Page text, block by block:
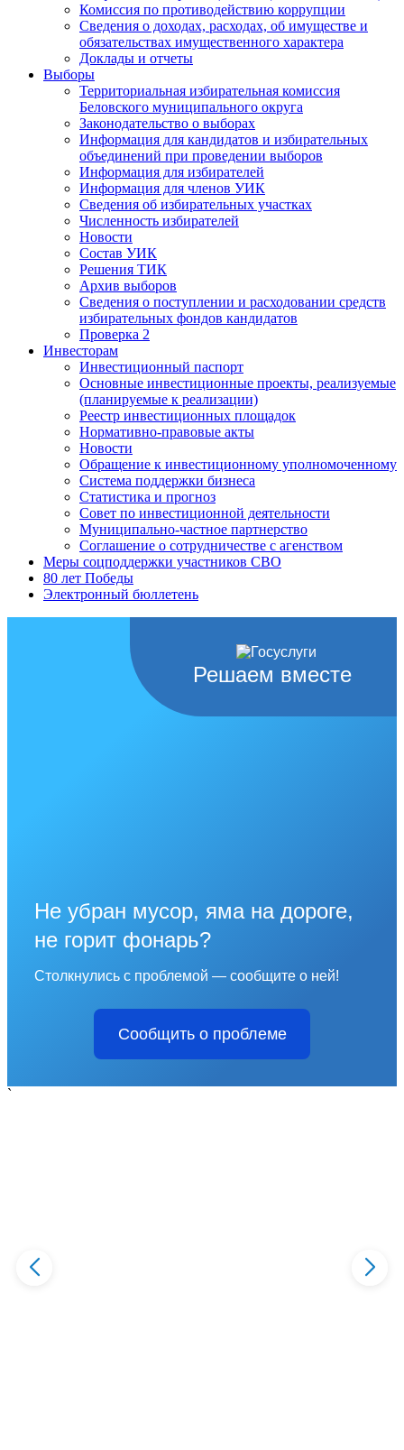
Комиссия по противодействию коррупции
Сведения о доходах, расходах, об имуществе и
обязательствах имущественного характера
Доклады и отчеты
Выборы
Территориальная избирательная комиссия
Беловского муниципального округа
Законодательство о выборах
Информация для кандидатов и избирательных
объединений при проведении выборов
Информация для избирателей
Информация для членов УИК
Сведения об избирательных участках
Численность избирателей
Новости
Состав УИК
Решения ТИК
Архив выборов
Сведения о поступлении и расходовании средств
избирательных фондов кандидатов
Проверка 2
Инвесторам
Инвестиционный паспорт
Основные инвестиционные проекты, реализуемые
(планируемые к реализации)
Реестр инвестиционных площадок
Нормативно-правовые акты
Новости
Обращение к инвестиционному уполномоченному
Система поддержки бизнеса
Статистика и прогноз
Совет по инвестиционной деятельности
Муниципально-частное партнерство
Соглашение о сотрудничестве с агенством
Меры соцподдержки участников СВО
80 лет Победы
Электронный бюллетень
Решаем вместе
Не убран мусор, яма на дороге,
не горит фонарь?
Столкнулись с проблемой — сообщите о ней!
Сообщить о проблеме
`